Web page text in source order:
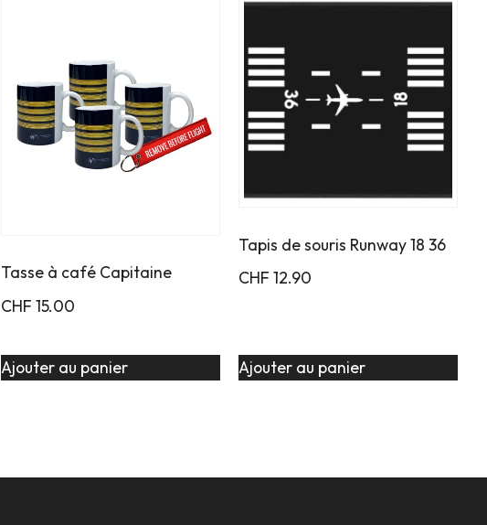
Tasse à café Capitaine
CHF 15.00
Ajouter au panier
Tapis de souris Runway 18 36
CHF 12.90
Ajouter au panier